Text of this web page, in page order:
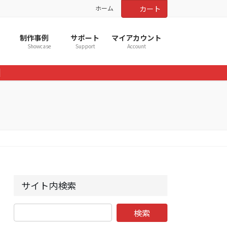
ホーム カート
制作事例
Showcase
サポート
Support
マイアカウント
Account
サイト内検索